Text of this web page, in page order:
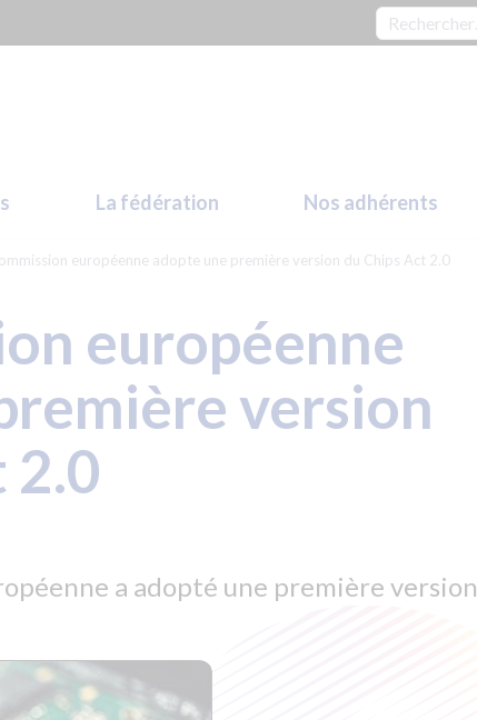
Rechercher :
La fédération Nos adhérents
européenne adopte une première version du Chips Act 2.0
européenne
version
2.0
a adopté une première version